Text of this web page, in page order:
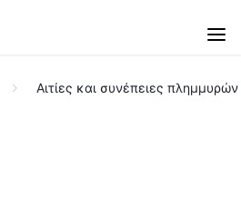
Αιτίες και συνέπειες πλημμυρών